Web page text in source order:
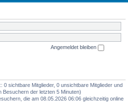
Angemeldet bleiben
0 sichtbare Mitglieder, 0 unsichtbare Mitglieder und
Besuchern der letzten 5 Minuten)
die am 08.05.2026 06:06 gleichzeitig online